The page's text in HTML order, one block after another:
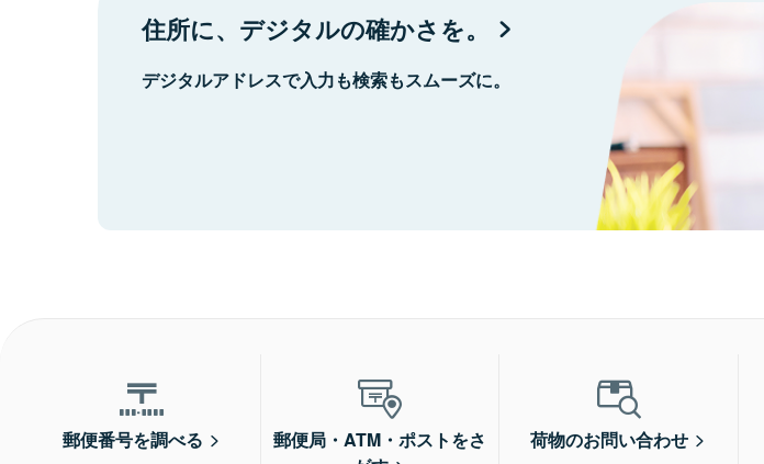
住所に、デジタルの確かさを。
デジタルアドレスで入力も検索もスムーズに。
郵便番号を調べる
郵便局・ATM・ポストをさ
荷物のお問い合わせ